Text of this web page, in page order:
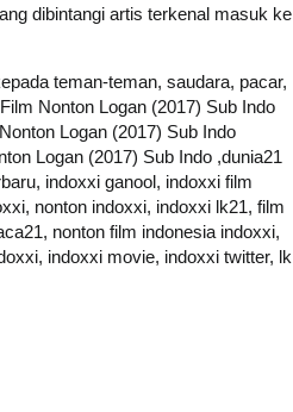
dibintangi artis terkenal masuk ke
teman-teman, saudara, pacar,
Nonton Logan (2017) Sub Indo
Logan (2017) Sub Indo
Logan (2017) Sub Indo ,dunia21
indoxxi ganool, indoxxi film
nonton indoxxi, indoxxi lk21, film
nonton film indonesia indoxxi,
indoxxi movie, indoxxi twitter, lk